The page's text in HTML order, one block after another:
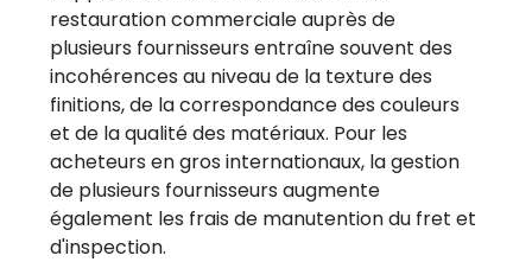
restauration commerciale auprès de
plusieurs fournisseurs entraîne souvent des
incohérences au niveau de la texture des
finitions, de la correspondance des couleurs
et de la qualité des matériaux. Pour les
acheteurs en gros internationaux, la gestion
de plusieurs fournisseurs augmente
également les frais de manutention du fret et
d'inspection.